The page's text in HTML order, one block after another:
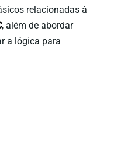
relacionadas à
, além de abordar
a lógica para